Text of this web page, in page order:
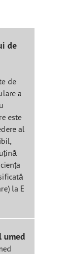
de
de
a
este
al
la E
umed